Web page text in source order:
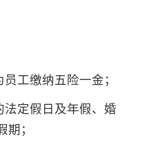
工缴纳五险一金；
法定假日及年假、婚
；